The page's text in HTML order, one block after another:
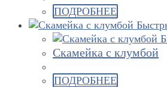
ПОДРОБНЕЕ
Скамейка с клумбой
ПОДРОБНЕЕ